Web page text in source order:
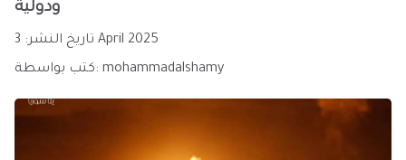
ودولية
تاريخ النشر: 3 April 2025
كتب بواسطة: mohammadalshamy